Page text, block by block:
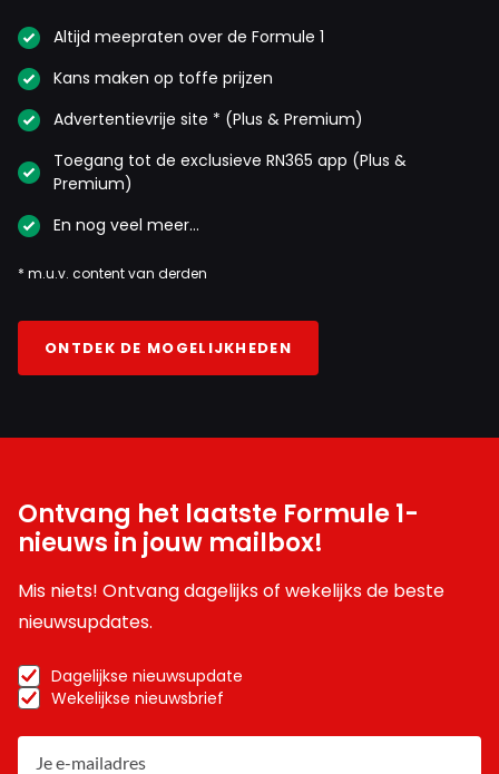
Altijd meepraten over de Formule 1
Kans maken op toffe prijzen
Advertentievrije site * (Plus & Premium)
Toegang tot de exclusieve RN365 app (Plus &
Premium)
En nog veel meer…
* m.u.v. content van derden
ONTDEK DE MOGELIJKHEDEN
Ontvang het laatste Formule 1-
nieuws in jouw mailbox!
Mis niets! Ontvang dagelijks of wekelijks de beste
nieuwsupdates.
Dagelijkse nieuwsupdate
Wekelijkse nieuwsbrief